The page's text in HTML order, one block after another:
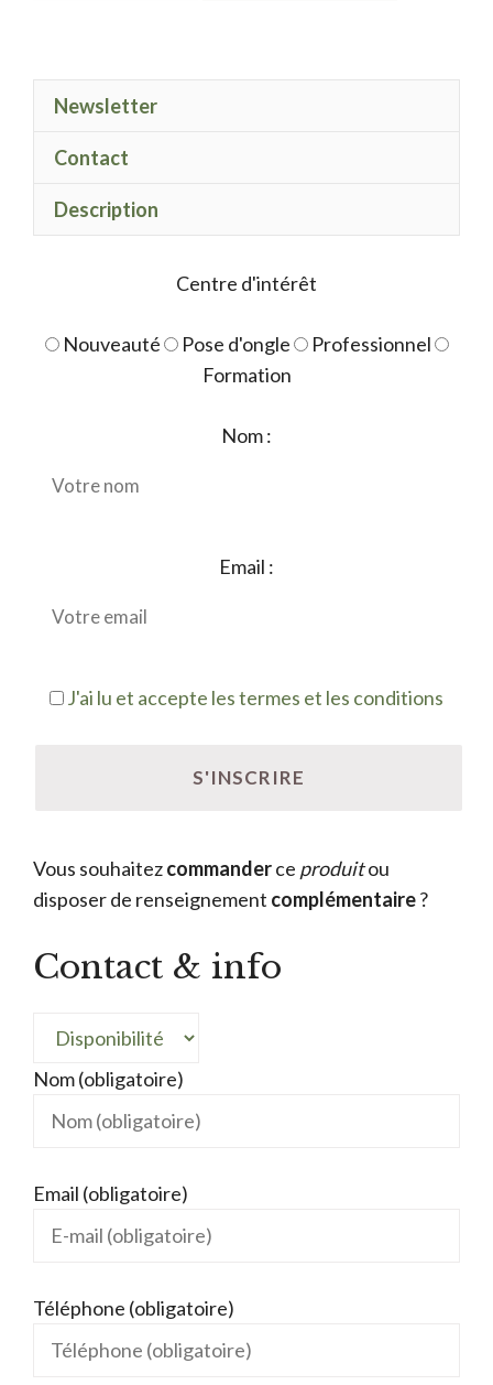
gel
Newsletter
Contact
Description
Centre d'intérêt
Nouveauté Pose d'ongle
Professionnel
Formation
Nom :
Email :
J'ai lu et accepte les termes et les conditions
Vous souhaitezcommanderce produitou
disposer de renseignement complémentaire?
Contact & info
Nom (obligatoire)
Email (obligatoire)
Téléphone (obligatoire)